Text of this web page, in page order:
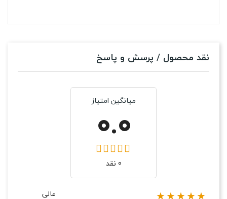
نقد محصول / پرسش و پاسخ
میانگین امتیاز
0.0
0 نقد
★★★★★
عالی